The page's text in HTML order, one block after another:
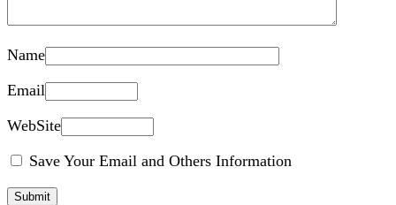
Name
Email
WebSite
Save Your Email and Others Information